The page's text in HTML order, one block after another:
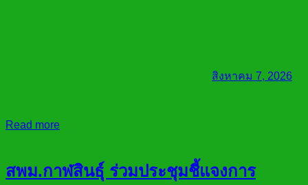
สิงหาคม 7, 2026
Read more
สพม.กาฬสินธุ์ ร่วมประชุมชี้แจงการ